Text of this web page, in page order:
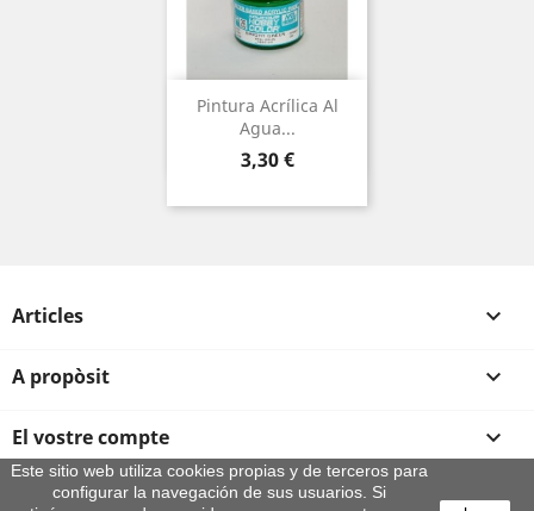
Pintura Acrílica Al
Agua...
Preu
3,30 €
Articles 
A propòsit 
El vostre compte 
Informació sobre la botiga
Este sitio web utiliza cookies propias y de terceros para
configurar la navegación de sus usuarios. Si